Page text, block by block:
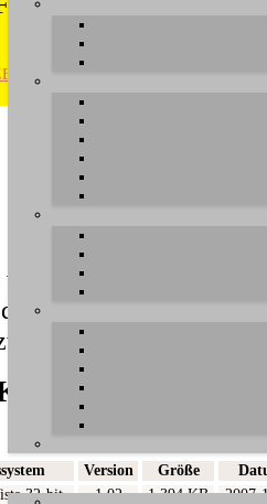
Hinweise
Download
den Dateinamen in
25
Version Größe
32-bit 1.02 1.394 KB 2007-